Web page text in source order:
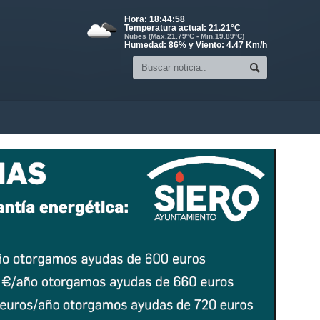
Hora: 18:44:59
Temperatura actual: 21.21°C
Nubes (Max.21.79ºC - Min.19.89ºC)
Humedad: 86% y Viento: 4.47 Km/h